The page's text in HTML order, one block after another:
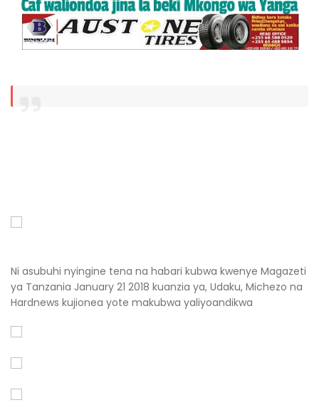
Ni asubuhi nyingine tena na habari kubwa kwenye Magazeti
ya Tanzania January 21 2018 kuanzia ya, Udaku, Michezo na
Hardnews kujionea yote makubwa yaliyoandikwa